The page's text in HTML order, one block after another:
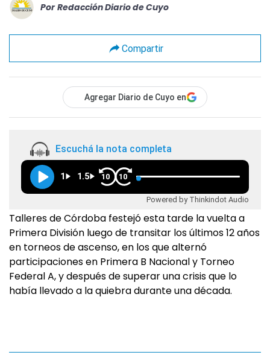
Por Redacción Diario de Cuyo
Compartir
Agregar Diario de Cuyo en
Escuchá la nota completa
1 1.5 10 10
Powered by Thinkindot Audio
Talleres de Córdoba festejó esta tarde la vuelta a
Primera División luego de transitar los últimos 12 años
en torneos de ascenso, en los que alternó
participaciones en Primera B Nacional y Torneo
Federal A, y después de superar una crisis que lo
había llevado a la quiebra durante una década.